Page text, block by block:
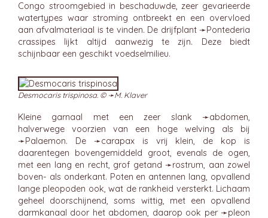
Congo stroomgebied in beschaduwde, zeer gevarieerde
watertypes waar stroming ontbreekt en een overvloed
aan afvalmateriaal is te vinden. De drijfplant ➛Pontederia
crassipes lijkt altijd aanwezig te zijn. Deze biedt
schijnbaar een geschikt voedselmilieu.
Desmocaris trispinosa. © ➛M. Klaver
Kleine garnaal met een zeer slank ➛abdomen,
halverwege voorzien van een hoge welving als bij
➛Palaemon. De ➛carapaxis vrij klein, de kop is
daarentegen bovengemiddeld groot, evenals de ogen,
met een lang en recht, grof getand ➛rostrum, aan zowel
boven- als onderkant. Poten en antennen lang, opvallend
lange pleopoden ook, wat de rankheid versterkt. Lichaam
geheel doorschijnend, soms wittig, met een opvallend
darmkanaal door het abdomen, daarop ook per ➛pleon